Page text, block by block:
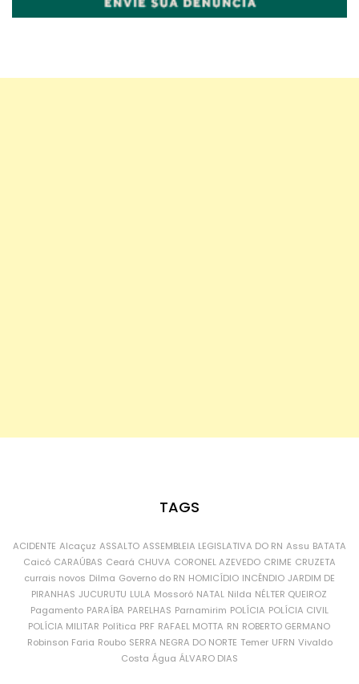
TAGS
ACIDENTE Alcaçuz ASSALTO ASSEMBLEIA LEGISLATIVA DO RN Assu BATATA
Caicó CARAÚBAS Ceará CHUVA CORONEL AZEVEDO CRIME CRUZETA
currais novos Dilma Governo do RN HOMICÍDIO INCÊNDIO JARDIM DE
PIRANHAS JUCURUTU LULA Mossoró NATAL Nilda NÉLTER QUEIROZ
Pagamento PARAÍBA PARELHAS Parnamirim POLÍCIA POLÍCIA CIVIL
POLÍCIA MILITAR Política PRF RAFAEL MOTTA RN ROBERTO GERMANO
Robinson Faria Roubo SERRA NEGRA DO NORTE Temer UFRN Vivaldo
Costa Água ÁLVARO DIAS